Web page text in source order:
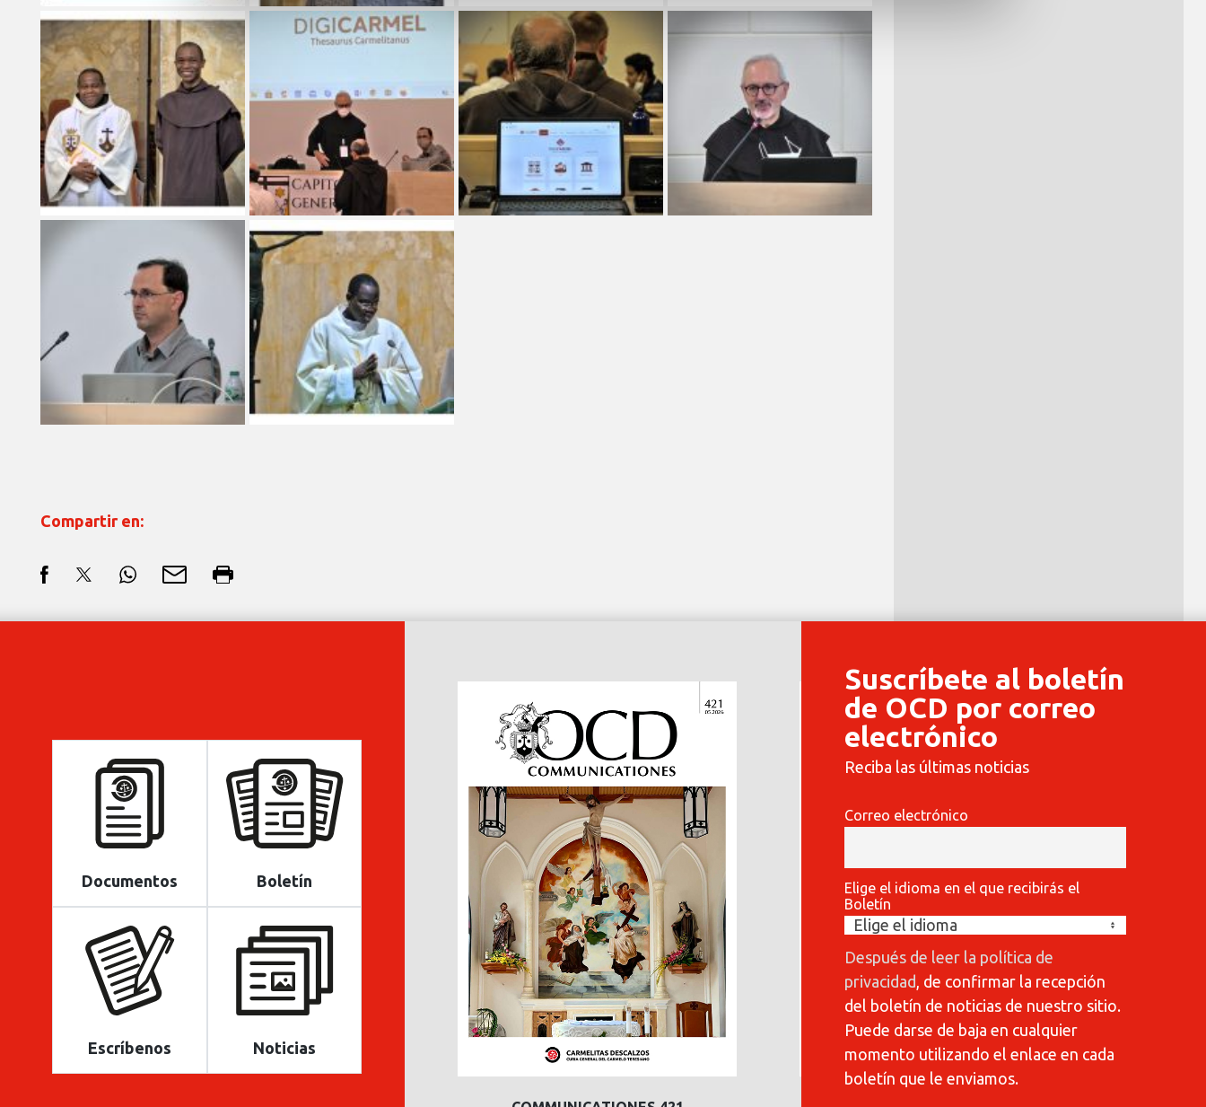
Compartir en:
Documentos Boletín
Escríbenos Noticias
Suscríbete al boletín
de OCD por correo
electrónico
Reciba las últimas noticias
Correo electrónico
Elige el idioma en el que recibirás el
Boletín
Después de leer la política de
privacidad, de confirmar la recepción
del boletín de noticias de nuestro sitio.
Puede darse de baja en cualquier
momento utilizando el enlace en cada
boletín que le enviamos.